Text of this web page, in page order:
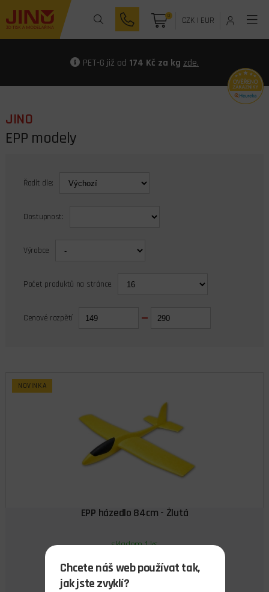
0 CZK| EUR
PET-G již od 174 Kč za kg zde.
JINO
EPP modely
Řadit dle:
Dostupnost:
Výrobce
Počet produktů na stránce
Cenové rozpětí
NOVINKA
EPP házedlo 84cm - Žlutá
skladem 1 ks
290,00 Kč
Cena s DPH
Chcete náš web používat tak,
jak jste zvyklí?